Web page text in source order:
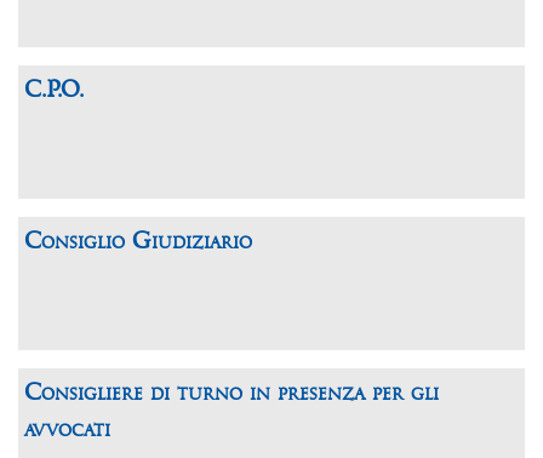
C.P.O.
Consiglio Giudiziario
Consigliere di turno in presenza per gli
avvocati